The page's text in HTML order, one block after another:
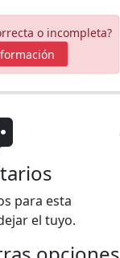
o incompleta?
para esta
el tuyo.